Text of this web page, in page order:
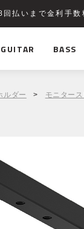
払いまで金利手数
BASS
ルダー > モニター